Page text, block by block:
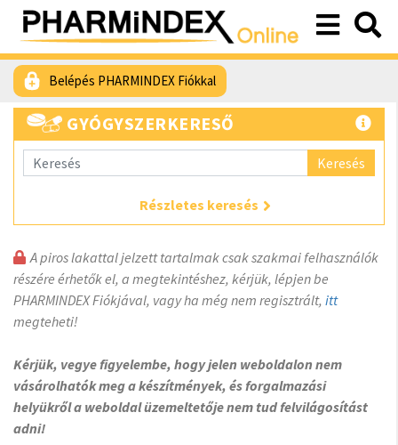
Belépés PHARMINDEX Fiókkal
GYÓGYSZERKERESŐ
Keresés
Részletes keresés
A piros lakattal jelzett tartalmak csak szakmai felhasználók
részére érhetők el, a megtekintéshez, kérjük, lépjen be
PHARMINDEX Fiókjával, vagy ha még nem regisztrált, itt
megteheti!
Kérjük, vegye figyelembe, hogy jelen weboldalon nem
vásárolhatók meg a készítmények, és forgalmazási
helyükről a weboldal üzemeltetője nem tud felvilágosítást
adni!